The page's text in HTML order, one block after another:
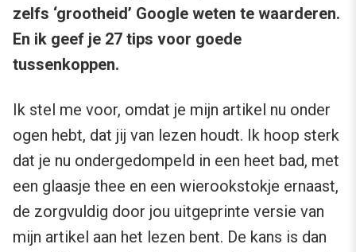
zelfs ‘grootheid’ Google weten te waarderen.
En ik geef je 27 tips voor goede
tussenkoppen.
Ik stel me voor, omdat je mijn artikel nu onder
ogen hebt, dat jij van lezen houdt. Ik hoop sterk
dat je nu ondergedompeld in een heet bad, met
een glaasje thee en een wierookstokje ernaast,
de zorgvuldig door jou uitgeprinte versie van
mijn artikel aan het lezen bent. De kans is dan